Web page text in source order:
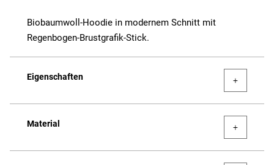
Biobaumwoll-Hoodie in modernem Schnitt mit
Regenbogen-Brustgrafik-Stick.
Eigenschaften
Material